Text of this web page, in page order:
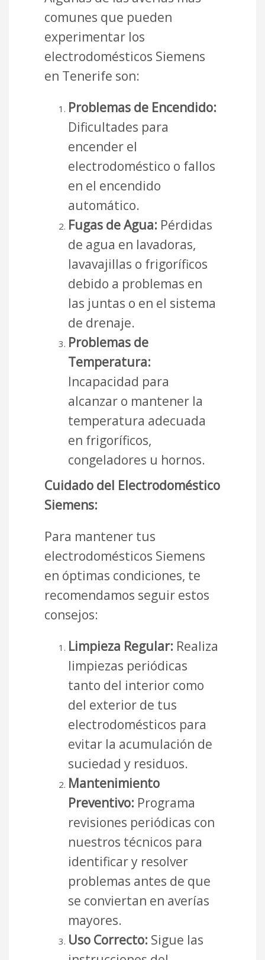
comunes que pueden
experimentar los
electrodomésticos Siemens
en Tenerife son:
Problemas de Encendido:
Dificultades para
encender el
electrodoméstico o fallos
en el encendido
automático.
Fugas de Agua: Pérdidas
de agua en lavadoras,
lavavajillas o frigoríficos
debido a problemas en
las juntas o en el sistema
de drenaje.
Problemas de
Temperatura:
Incapacidad para
alcanzar o mantener la
temperatura adecuada
en frigoríficos,
congeladores u hornos.
Cuidado del Electrodoméstico
Siemens:
Para mantener tus
electrodomésticos Siemens
en óptimas condiciones, te
recomendamos seguir estos
consejos:
Limpieza Regular: Realiza
limpiezas periódicas
tanto del interior como
del exterior de tus
electrodomésticos para
evitar la acumulación de
suciedad y residuos.
Mantenimiento
Preventivo: Programa
revisiones periódicas con
nuestros técnicos para
identificar y resolver
problemas antes de que
se conviertan en averías
mayores.
Uso Correcto: Sigue las